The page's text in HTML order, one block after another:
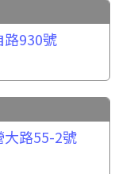
路930號
大路55-2號